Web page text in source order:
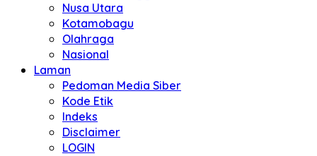
Nusa Utara
Kotamobagu
Olahraga
Nasional
Laman
Pedoman Media Siber
Kode Etik
Indeks
Disclaimer
LOGIN